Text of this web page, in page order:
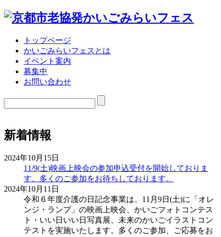
トップページ
かいごみらいフェスとは
イベント案内
募集中
お問い合わせ
新着情報
2024年10月15日
11/9(土)映画上映会の参加申込受付を開始しておりま
す。多くのご参加をお待ちしております。
2024年10月11日
令和６年度介護の日記念事業は、11月9日(土)に「オレ
ンジ・ランプ」の映画上映会、かいごフォトコンテス
ト・いい日いい日写真展、未来のかいごイラストコン
テストを実施いたします。多くのご参加、ご応募をお